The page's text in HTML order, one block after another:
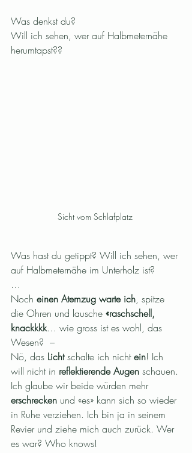
Was denkst du?
Will ich sehen, wer auf Halbmeternähe
herumtapst??
Sicht vom Schlafplatz
Was hast du getippt? Will ich sehen, wer
auf Halbmeternähe im Unterholz ist?
…
Noch einen Atemzug warte ich, spitze
die Ohren und lausche «raschschell,
knackkkk… wie gross ist es wohl, das
Wesen?  –
Nö, das Licht schalte ich nicht ein! Ich
will nicht in reflektierende Augen schauen.
Ich glaube wir beide würden mehr
erschrecken und «es» kann sich so wieder
in Ruhe verziehen. Ich bin ja in seinem
Revier und ziehe mich auch zurück. Wer
es war? Who knows!